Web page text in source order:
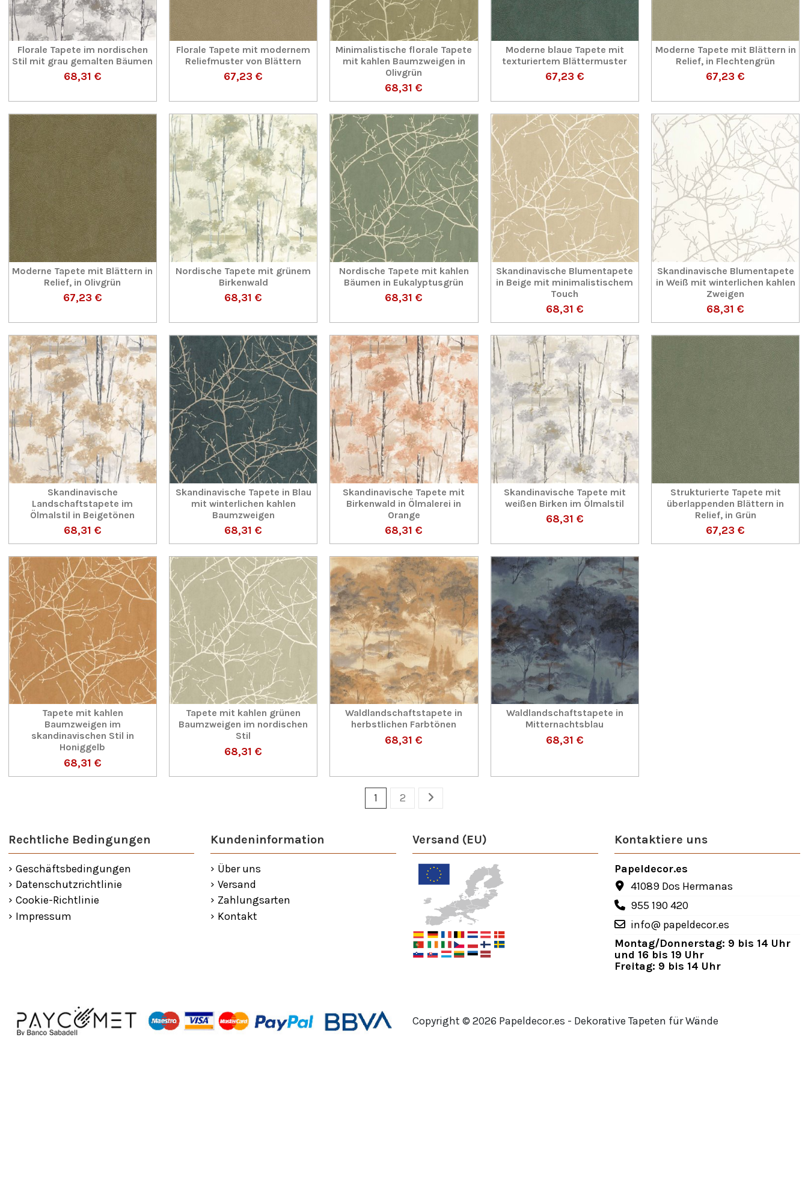
Florale Tapete im nordischen
Stil mit grau gemalten Bäumen
68,31 €
Florale Tapete mit modernem
Reliefmuster von Blättern
67,23 €
Minimalistische florale Tapete
mit kahlen Baumzweigen in
Olivgrün
68,31 €
Moderne blaue Tapete mit
texturiertem Blättermuster
67,23 €
Moderne Tapete mit Blättern in
Relief, in Flechtengrün
67,23 €
Moderne Tapete mit Blättern in
Relief, in Olivgrün
67,23 €
Nordische Tapete mit grünem
Birkenwald
68,31 €
Nordische Tapete mit kahlen
Bäumen in Eukalyptusgrün
68,31 €
Skandinavische Blumentapete
in Beige mit minimalistischem
Touch
68,31 €
Skandinavische Blumentapete
in Weiß mit winterlichen kahlen
Zweigen
68,31 €
Skandinavische
Landschaftstapete im
Ölmalstil in Beigetönen
68,31 €
Skandinavische Tapete in Blau
mit winterlichen kahlen
Baumzweigen
68,31 €
Skandinavische Tapete mit
Birkenwald in Ölmalerei in
Orange
68,31 €
Skandinavische Tapete mit
weißen Birken im Ölmalstil
68,31 €
Strukturierte Tapete mit
überlappenden Blättern in
Relief, in Grün
67,23 €
Tapete mit kahlen
Baumzweigen im
skandinavischen Stil in
Honiggelb
68,31 €
Tapete mit kahlen grünen
Baumzweigen im nordischen
Stil
68,31 €
Waldlandschaftstapete in
herbstlichen Farbtönen
68,31 €
Waldlandschaftstapete in
Mitternachtsblau
68,31 €
1 2
Rechtliche Bedingungen
Geschäftsbedingungen
Datenschutzrichtlinie
Cookie-Richtlinie
Impressum
Kundeninformation
Über uns
Versand
Zahlungsarten
Kontakt
Versand (EU) Kontaktiere uns
Papeldecor.es
41089 Dos Hermanas
955 190 420
info@ papeldecor.es
Montag/Donnerstag: 9 bis 14 Uhr
und 16 bis 19 Uhr
Freitag: 9 bis 14 Uhr
Copyright © 2026 Papeldecor.es - Dekorative Tapeten für Wände